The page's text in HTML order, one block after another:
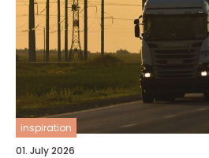
inspiration
01. July 2026